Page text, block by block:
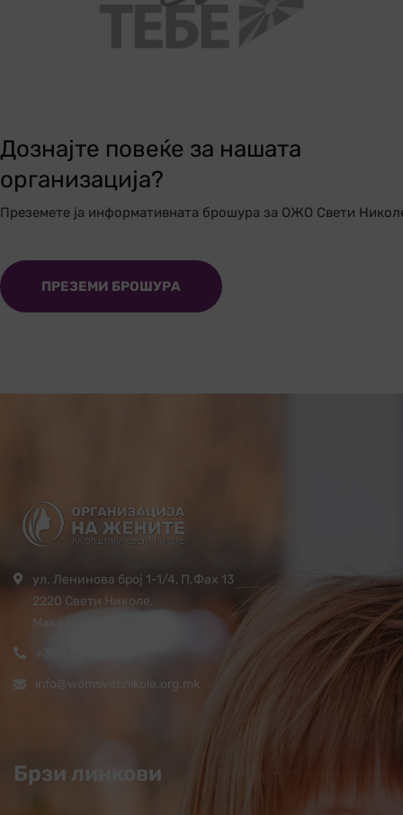
Дознајте повеќе за нашата
организација?
Преземете ја информативната брошура за ОЖО Свети
ПРЕЗЕМИ БРОШУРА
ул. Ленинова број 1-1/4, П.Фах 13
2220 Свети Николе,
Македонија
info@womsvetinikole.org.mk
Брзи линкови